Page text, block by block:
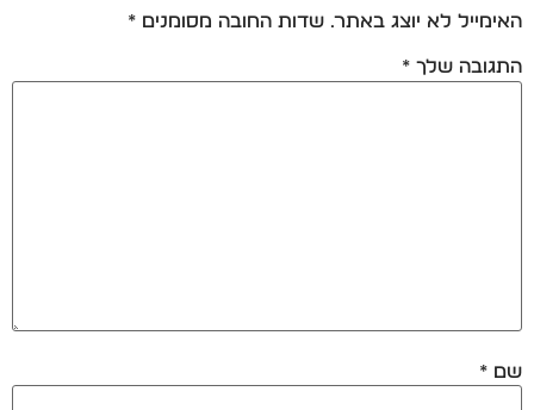
האימייל לא יוצג באתר. שדות החובה מסומנים *
התגובה שלך *
שם *